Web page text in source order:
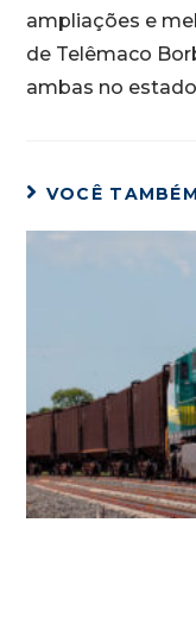
ampliações e
de Telêmaco
ambas no
VOCÊ